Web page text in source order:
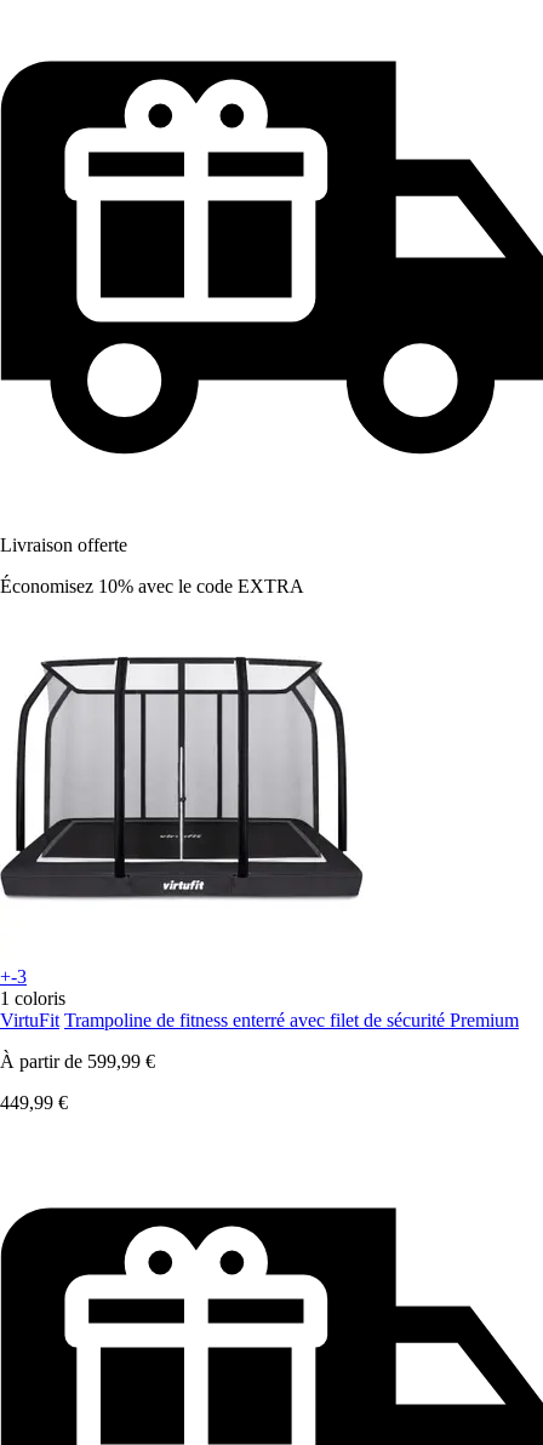
Livraison offerte
Économisez 10% avec le code EXTRA
+-3
1 coloris
VirtuFit Trampoline de fitness enterré avec filet de sécurité Premium
À partir de 599,99 €
449,99 €